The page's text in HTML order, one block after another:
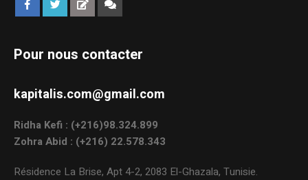
Pour nous contacter
kapitalis.com@gmail.com
Ridha Kefi : (+216)98.324.899
Zohra Abid : (+216) 22.578.343
Résidence La Brise, Apt 4-2, 2083 El-Ghazala, Tunisie.